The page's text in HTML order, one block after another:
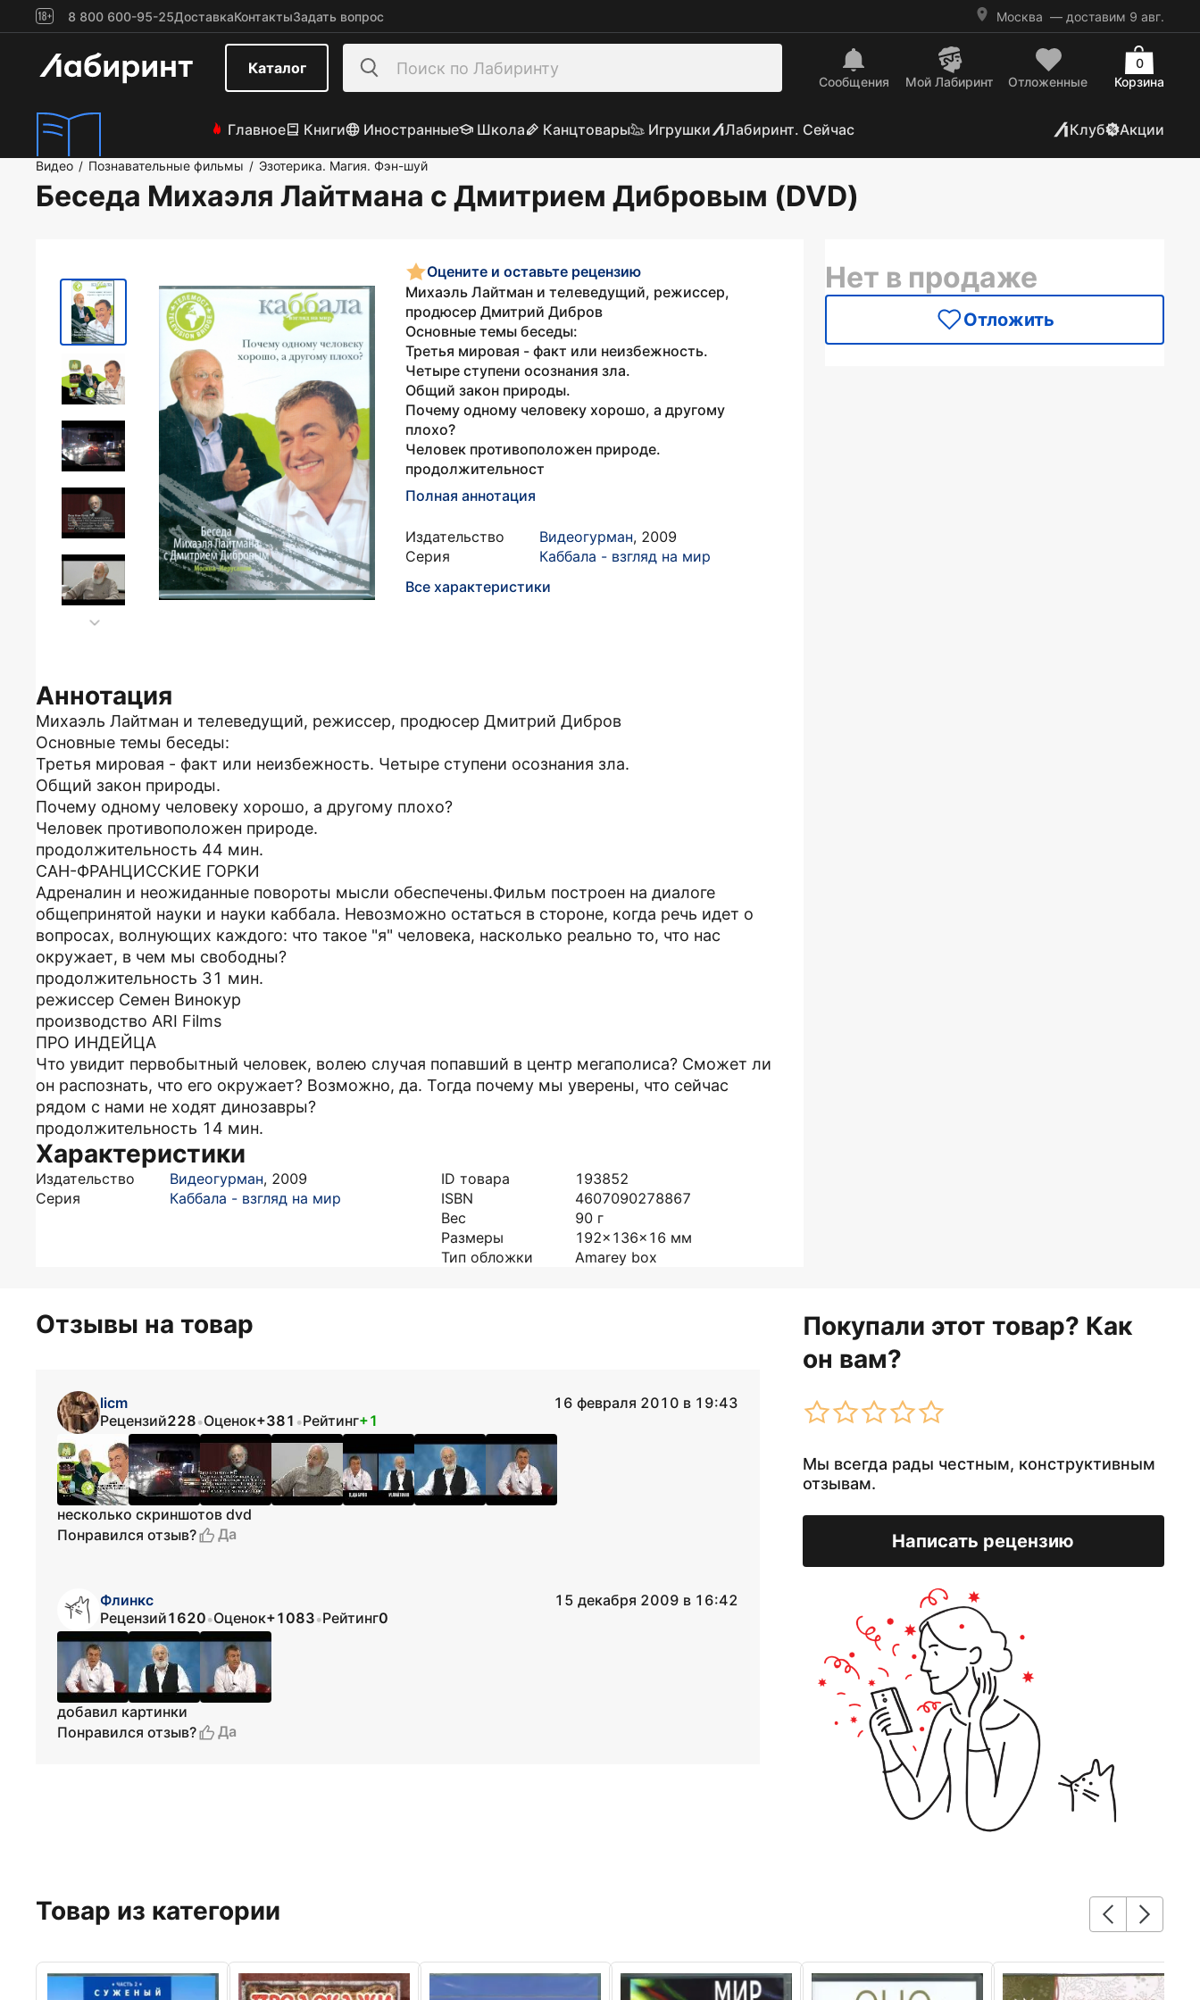
8 800 600-95-25ДоставкаКонтактыЗадать вопрос Москва — доставим 9 авг.
Каталог
Сообщения Mой Лабиринт Отложенные Корзина
0
Главное Книги Иностранные Школа Канцтовары Игрушки Лабиринт. Сейчас Клуб Акции
Видео / Познавательные фильмы / Эзотерика. Магия. Фэн-шуй
Беседа Михаэля Лайтмана с Дмитрием Дибровым (DVD)
Оцените и оставьте рецензию
Михаэль Лайтман и телеведущий, режиссер,
продюсер Дмитрий Дибров
Основные темы беседы:
Третья мировая - факт или неизбежность.
Четыре ступени осознания зла.
Общий закон природы.
Почему одному человеку хорошо, а другому
плохо?
Человек противоположен природе.
продолжительност
Полная аннотация
Издательство Видеогурман, 2009
Серия
Каббала - взгляд на мир
Все характеристики
Аннотация
Михаэль Лайтман и телеведущий, режиссер, продюсер Дмитрий Дибров
Основные темы беседы:
Третья мировая - факт или неизбежность. Четыре ступени осознания зла.
Общий закон природы.
Почему одному человеку хорошо, а другому плохо?
Человек противоположен природе.
продолжительность 44 мин.
САН-ФРАНЦИССКИЕ ГОРКИ
Адреналин и неожиданные повороты мысли обеспечены.Фильм построен на диалоге
общепринятой науки и науки каббала. Невозможно остаться в стороне, когда речь идет о
вопросах, волнующих каждого: что такое "я" человека, насколько реально то, что нас
окружает, в чем мы свободны?
продолжительность 31 мин.
режиссер Семен Винокур
производство ARI Films
ПРО ИНДЕЙЦА
Что увидит первобытный человек, волею случая попавший в центр мегаполиса? Сможет ли
он распознать, что его окружает? Возможно, да. Тогда почему мы уверены, что сейчас
рядом с нами не ходят динозавры?
продолжительность 14 мин.
Характеристики
Издательство Видеогурман, 2009
Серия
Каббала - взгляд на мир
ID товара
193852
ISBN
4607090278867
Вес
90 г
Размеры
192x136x16 мм
Тип обложки
Amarey box
Нет в продаже
Отложить
Отзывы на товар
Покупали этот товар? Как
он вам?
Мы всегда рады честным, конструктивным
отзывам.
Написать рецензию
licm
16 февраля 2010 в 19:43
Рецензий228•Оценок+381 •Рейтинг+1
несколько скриншотов dvd
Понравился отзыв?
Да
Флинкс
15 декабря 2009 в 16:42
Рецензий1620•Оценок+1083•Рейтинг0
добавил картинки
Понравился отзыв?
Да
Товар из категории